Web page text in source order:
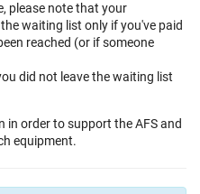
please note that your
waiting list only if you've paid
reached (or if someone
did not leave the waiting list
in order to support the AFS and
equipment.